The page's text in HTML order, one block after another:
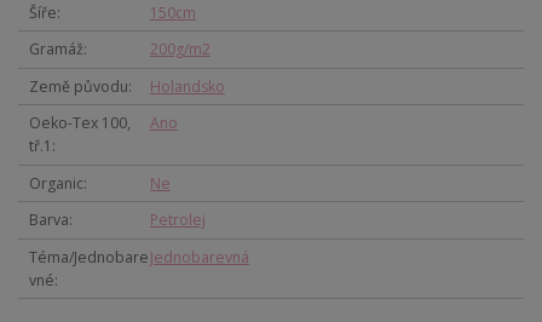
Šíře
150cm
Gramáž
200g/m2
Země původu
Holandsko
Oeko-Tex 100,
tř.1
Ano
Organic
Ne
Barva
Petrolej
Téma/Jednobare
vné
Jednobarevná